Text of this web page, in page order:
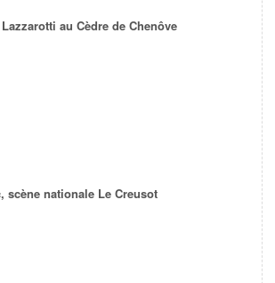
au Cèdre de Chenôve
scène nationale Le Creusot